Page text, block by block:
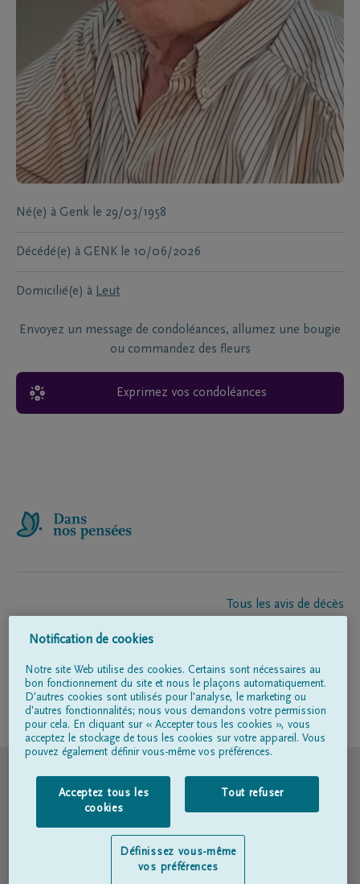
Né(e) à Genk le 29/03/1958
Décédé(e) à GENK le 10/06/2026
Domicilié(e) à Leut
Envoyez un message de condoléances, allumez une bougie
ou commandez des fleurs
Exprimez vos condoléances
Tous les avis de décès
Entrepreneur de pompes funèbres
Suivez-nous sur
Conditions d'utilisation
Déclaration relative à la vie privée
Déclaration d’accessibilité
Notification de cookies
Notre site Web utilise des cookies. Certains sont nécessaires au
bon fonctionnement du site et nous le plaçons automatiquement.
D'autres cookies sont utilisés pour l'analyse, le marketing ou
d'autres fonctionnalités; nous vous demandons votre permission
pour cela. En cliquant sur « Accepter tous les cookies », vous
acceptez le stockage de tous les cookies sur votre appareil. Vous
pouvez également définir vous-même vos préférences.
Acceptez tous les
cookies
Tout refuser
Définissez vous-même
vos préférences